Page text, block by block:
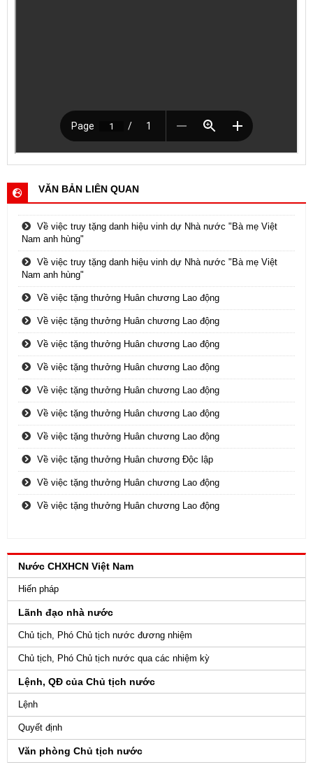
VĂN BẢN LIÊN QUAN
Về việc truy tặng danh hiệu vinh dự Nhà nước "Bà mẹ Việt
Nam anh hùng"
Về việc truy tặng danh hiệu vinh dự Nhà nước "Bà mẹ Việt
Nam anh hùng"
Về việc tặng thưởng Huân chương Lao động
Về việc tặng thưởng Huân chương Lao động
Về việc tặng thưởng Huân chương Lao động
Về việc tặng thưởng Huân chương Lao động
Về việc tặng thưởng Huân chương Lao động
Về việc tặng thưởng Huân chương Lao động
Về việc tặng thưởng Huân chương Lao động
Về việc tặng thưởng Huân chương Độc lập
Về việc tặng thưởng Huân chương Lao động
Về việc tặng thưởng Huân chương Lao động
Nước CHXHCN Việt Nam
Hiến pháp
Lãnh đạo nhà nước
Chủ tịch, Phó Chủ tịch nước đương nhiệm
Chủ tịch, Phó Chủ tịch nước qua các nhiệm kỳ
Lệnh, QĐ của Chủ tịch nước
Lệnh
Quyết định
Văn phòng Chủ tịch nước